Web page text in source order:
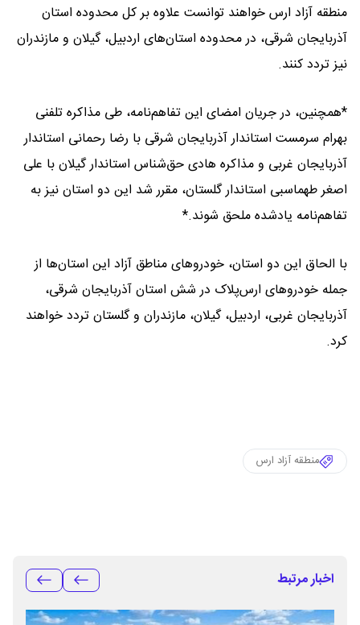
منطقه آزاد ارس خواهند توانست علاوه بر کل محدوده استان
آذربایجان شرقی، در محدوده استان‌های اردبیل، گیلان و مازندران
نیز تردد کنند.
*همچنین، در جریان امضای این تفاهم‌نامه، طی مذاکره تلفنی
بهرام سرمست استاندار آذربایجان شرقی با رضا رحمانی استاندار
آذربایجان غربی و مذاکره هادی حق‌شناس استاندار گیلان با علی
اصغر طهماسبی استاندار گلستان، مقرر شد این دو استان نیز به
تفاهم‌نامه یادشده ملحق شوند.*
با الحاق این دو استان، خودروهای مناطق آزاد این استان‌ها از
جمله خودروهای ارس‌پلاک در شش استان آذربایجان شرقی،
آذربایجان غربی، اردبیل، گیلان، مازندران و گلستان تردد خواهند
کرد.
منطقه آزاد ارس
اخبار مرتبط